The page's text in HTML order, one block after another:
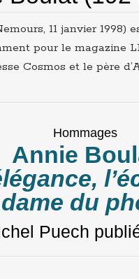
11 janvier 1998)
pour le magazine
Cosmos et le père
Hommages
Annie
du
Puech